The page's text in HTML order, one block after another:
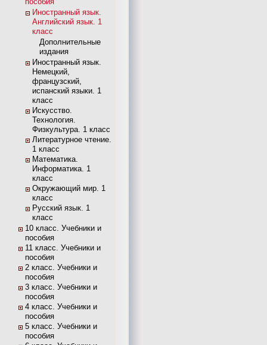
Иностранный язык.
Английский язык. 1
класс
Дополнительные
издания
Иностранный язык.
Немецкий,
французский,
испанский языки. 1
класс
Искусство.
Технология.
Физкультура. 1 класс
Литературное чтение.
1 класс
Математика.
Информатика. 1
класс
Окружающий мир. 1
класс
Русский язык. 1
класс
10 класс. Учебники и
пособия
11 класс. Учебники и
пособия
2 класс. Учебники и
пособия
3 класс. Учебники и
пособия
4 класс. Учебники и
пособия
5 класс. Учебники и
пособия